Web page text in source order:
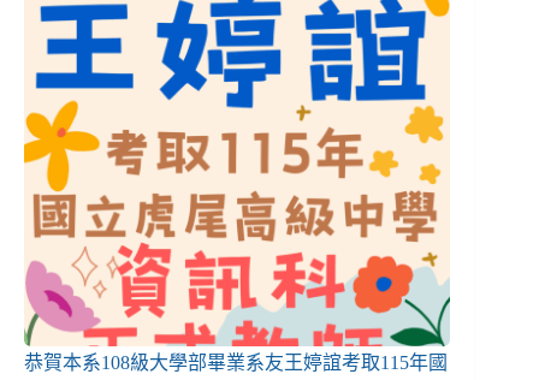
恭賀本系108級大學部畢業系友王婷誼考取115年國